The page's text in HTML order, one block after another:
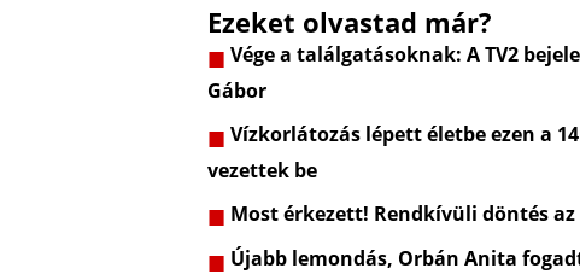
Ezeket olvastad már?
Vége a találgatásoknak: A TV2
Gábor
Vízkorlátozás lépett életbe ezen a
vezettek be
Most érkezett! Rendkívüli döntés az
Újabb lemondás, Orbán Anita